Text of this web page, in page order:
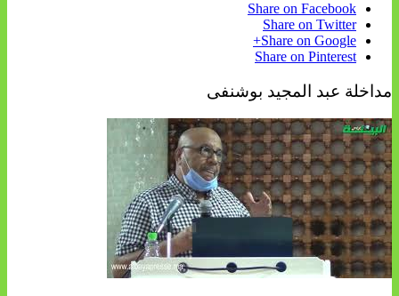
Share on Facebook
Share on Twitter
Share on Google+
Share on Pinterest
مداخلة عبد المجيد بوشنفى